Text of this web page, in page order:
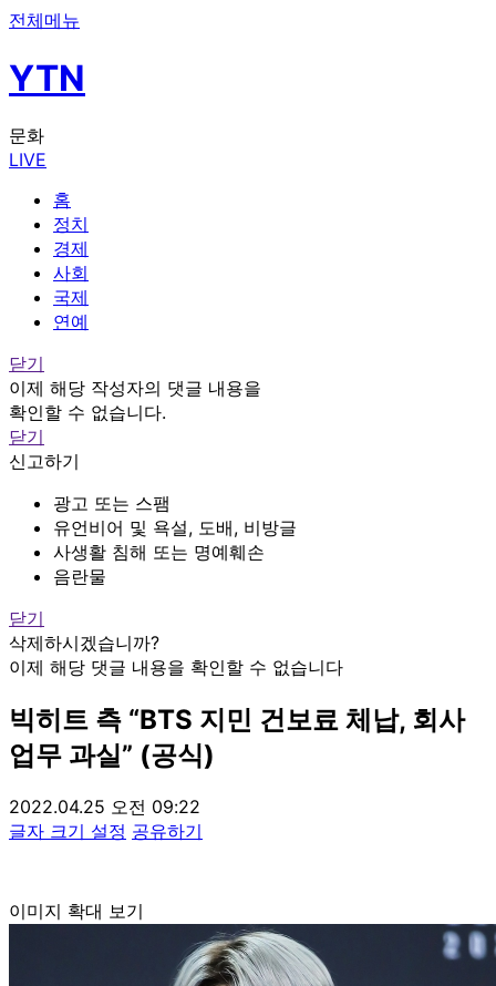
전체메뉴
YTN
문화
LIVE
홈
정치
경제
사회
국제
연예
닫기
이제 해당 작성자의 댓글 내용을
확인할 수 없습니다.
닫기
신고하기
광고 또는 스팸
유언비어 및 욕설, 도배, 비방글
사생활 침해 또는 명예훼손
음란물
닫기
삭제하시겠습니까?
이제 해당 댓글 내용을 확인할 수 없습니다
빅히트 측 “BTS 지민 건보료 체납, 회사
업무 과실” (공식)
2022.04.25 오전 09:22
글자 크기 설정 공유하기
이미지 확대 보기